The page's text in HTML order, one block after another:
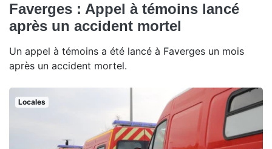
Faverges : Appel à témoins lancé
après un accident mortel
Un appel à témoins a été lancé à Faverges un mois
après un accident mortel.
Locales